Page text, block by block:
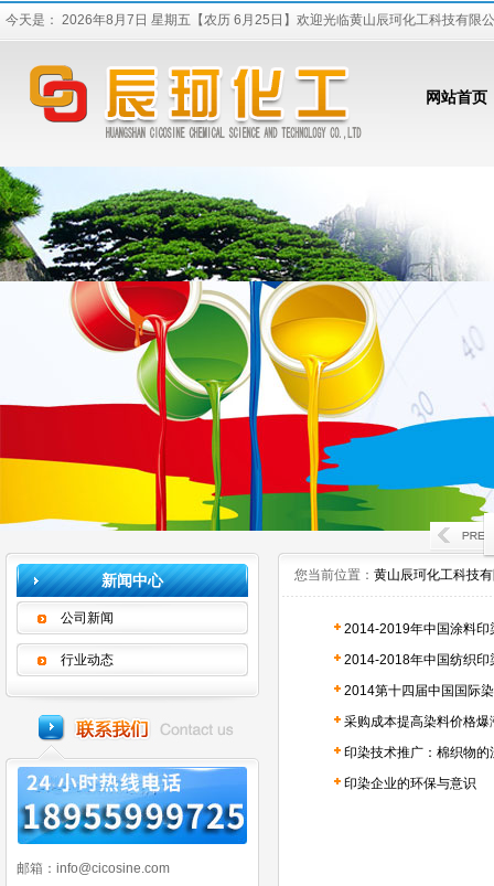
今天是： 2026年8月7日 星期五 【农历 6月25日 】欢迎光临黄山辰珂化工科技有限
网站首页
新闻中心
公司新闻
行业动态
邮箱：info@cicosine.com
您当前位置： 黄山辰珂化工科技
2014-2019年中国涂料印
2014-2018年中国纺织印
2014第十四届中国国际
采购成本提高染料价格爆
印染技术推广：棉织物的
印染企业的环保与意识